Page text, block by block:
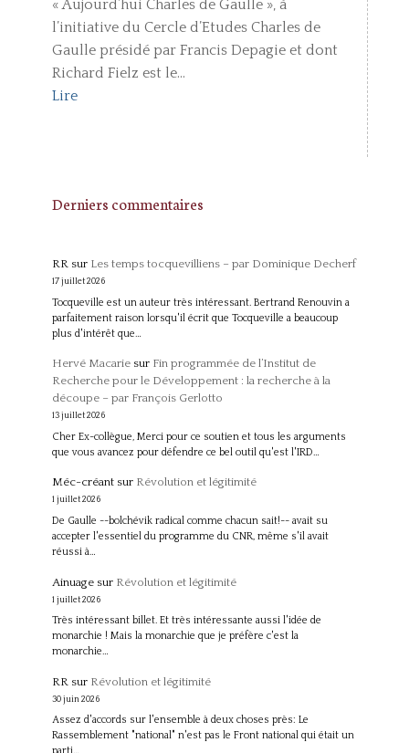
« Aujourd’hui Charles de Gaulle », à
l’initiative du Cercle d’Etudes Charles de
Gaulle présidé par Francis Depagie et dont
Richard Fielz est le...
Lire
Derniers commentaires
RRsur Les temps tocquevilliens – par Dominique Decherf
17 juillet 2026
Tocqueville est un auteur très intéressant. Bertrand Renouvin a
parfaitement raison lorsqu'il écrit que Tocqueville a beaucoup
plus d'intérêt que…
Hervé Macariesur Fin programmée de l’Institut de
Recherche pour le Développement : la recherche à la
découpe – par François Gerlotto
13 juillet 2026
Cher Ex-collègue, Merci pour ce soutien et tous les arguments
que vous avancez pour défendre ce bel outil qu'est l'IRD…
Méc-créantsur Révolution et légitimité
1 juillet 2026
De Gaulle --bolchévik radical comme chacun sait!-- avait su
accepter l'essentiel du programme du CNR, même s'il avait
réussi à…
Ainuagesur Révolution et légitimité
1 juillet 2026
Très intéressant billet. Et très intéressante aussi l'idée de
monarchie ! Mais la monarchie que je préfère c'est la
monarchie…
RR sur Révolution et légitimité
30 juin 2026
Assez d'accords sur l'ensemble à deux choses près: Le
Rassemblement "national" n'est pas le Front national qui était un
parti…